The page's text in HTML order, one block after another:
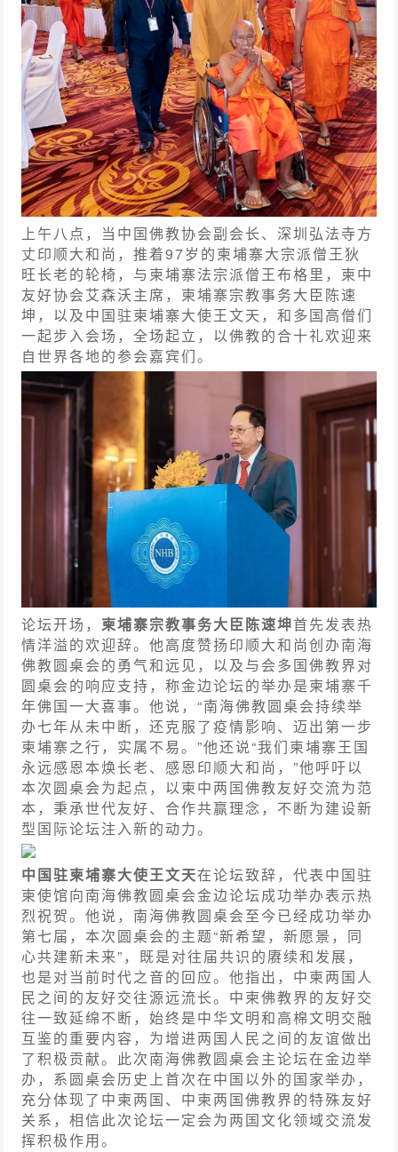
上午八点，当中国佛教协会副会长、深圳弘法寺方
丈印顺大和尚，推着97岁的柬埔寨大宗派僧王狄
旺长老的轮椅，与柬埔寨法宗派僧王布格里，柬中
友好协会艾森沃主席，柬埔寨宗教事务大臣陈速
坤，以及中国驻柬埔寨大使王文天，和多国高僧们
一起步入会场，全场起立，以佛教的合十礼欢迎来
自世界各地的参会嘉宾们。
论坛开场，柬埔寨宗教事务大臣陈速坤首先发表热
情洋溢的欢迎辞。他高度赞扬印顺大和尚创办南海
佛教圆桌会的勇气和远见，以及与会多国佛教界对
圆桌会的响应支持，称金边论坛的举办是柬埔寨千
年佛国一大喜事。他说，“南海佛教圆桌会持续举
办七年从未中断，还克服了疫情影响、迈出第一步
柬埔寨之行，实属不易。”他还说“我们柬埔寨王国
永远感恩本焕长老、感恩印顺大和尚，”他呼吁以
本次圆桌会为起点，以柬中两国佛教友好交流为范
本，秉承世代友好、合作共赢理念，不断为建设新
型国际论坛注入新的动力。
中国驻柬埔寨大使王文天在论坛致辞，代表中国驻
柬使馆向南海佛教圆桌会金边论坛成功举办表示热
烈祝贺。他说，南海佛教圆桌会至今已经成功举办
第七届，本次圆桌会的主题“新希望，新愿景，同
心共建新未来”，既是对往届共识的赓续和发展，
也是对当前时代之音的回应。他指出，中柬两国人
民之间的友好交往源远流长。中柬佛教界的友好交
往一致延绵不断，始终是中华文明和高棉文明交融
互鉴的重要内容，为增进两国人民之间的友谊做出
了积极贡献。此次南海佛教圆桌会主论坛在金边举
办，系圆桌会历史上首次在中国以外的国家举办，
充分体现了中柬两国、中柬两国佛教界的特殊友好
关系，相信此次论坛一定会为两国文化领域交流发
挥积极作用。